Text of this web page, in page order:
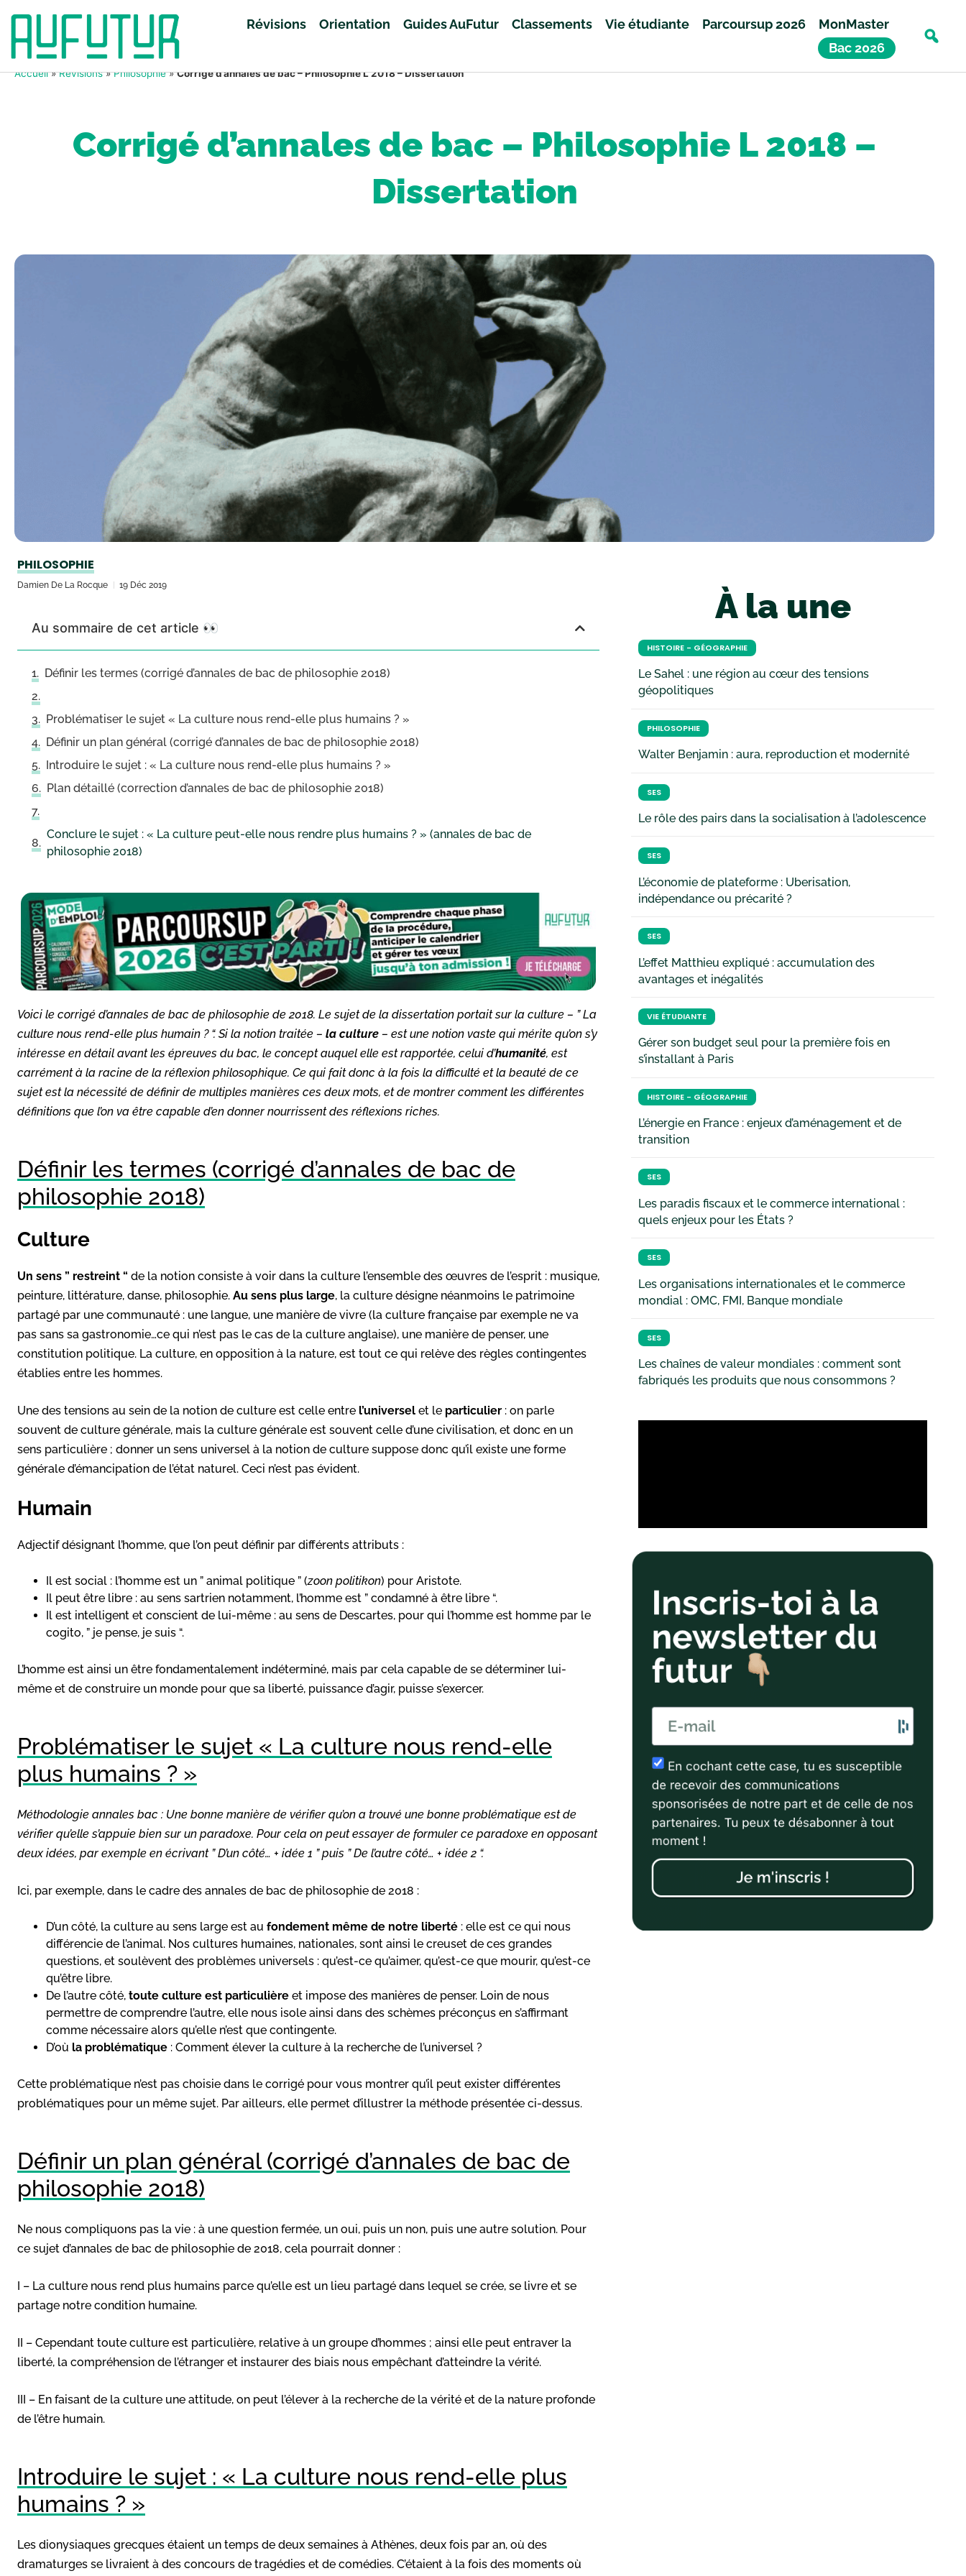
Révisions Orientation Guides AuFutur Classements Vie étudiante Parcoursup 2026
MonMaster
Bac 2026
Accueil»Révisions»Philosophie»Corrigé d’annales de bac – Philosophie L 2018 – Dissertation
Corrigé d’annales de bac – Philosophie L 2018 –
Dissertation
PHILOSOPHIE
Damien De La Rocque 19 Déc 2019
Au sommaire de cet article 👀
Définir les termes (corrigé d’annales de bac de philosophie 2018)
Problématiser le sujet « La culture nous rend-elle plus humains ? »
Définir un plan général (corrigé d’annales de bac de philosophie 2018)
Introduire le sujet : « La culture nous rend-elle plus humains ? »
Plan détaillé (correction d’annales de bac de philosophie 2018)
Conclure le sujet : « La culture peut-elle nous rendre plus humains ? » (annales de bac de
philosophie 2018)
Voici le corrigé d’annales de bac de philosophie de 2018. Le sujet de la dissertation portait sur la culture – ”La
culture nous rend-elle plus humain ? “. Si la notion traitée – la culture – est une notion vaste qui mérite qu’on s’y
intéresse en détail avant les épreuves du bac, le concept auquel elle est rapportée, celui d’humanité, est
carrément à la racine de la réflexion philosophique. Ce qui fait donc à la fois la difficulté et la beauté de ce
sujet est la nécessité de définir de multiples manières ces deux mots, et de montrer comment les différentes
définitions que l’on va être capable d’en donner nourrissent des réflexions riches.
Définir les termes (corrigé d’annales de bac de
philosophie 2018)
Culture
Un sens ” restreint “ de la notion consiste à voir dans la culture l’ensemble des œuvres de l’esprit : musique,
peinture, littérature, danse, philosophie. Au sens plus large, la culture désigne néanmoins le patrimoine
partagé par une communauté : une langue, une manière de vivre (la culture française par exemple ne va
pas sans sa gastronomie…ce qui n’est pas le cas de la culture anglaise), une manière de penser, une
constitution politique. La culture, en opposition à la nature, est tout ce qui relève des règles contingentes
établies entre les hommes.
Une des tensions au sein de la notion de culture est celle entre l’universel et le particulier : on parle
souvent de culture générale, mais la culture générale est souvent celle d’une civilisation, et donc en un
sens particulière ; donner un sens universel à la notion de culture suppose donc qu’il existe une forme
générale d’émancipation de l’état naturel. Ceci n’est pas évident.
Humain
Adjectif désignant l’homme, que l’on peut définir par différents attributs :
Il est social : l’homme est un ” animal politique ” (zoon politikon) pour Aristote.
Il peut être libre : au sens sartrien notamment, l’homme est ” condamné à être libre “.
Il est intelligent et conscient de lui-même : au sens de Descartes, pour qui l’homme est homme par le
cogito, ” je pense, je suis “.
L’homme est ainsi un être fondamentalement indéterminé, mais par cela capable de se déterminer lui-
même et de construire un monde pour que sa liberté, puissance d’agir, puisse s’exercer.
Problématiser le sujet « La culture nous rend-elle
plus humains ? »
Méthodologie annales bac : Une bonne manière de vérifier qu’on a trouvé une bonne problématique est de
vérifier qu’elle s’appuie bien sur un paradoxe. Pour cela on peut essayer de formuler ce paradoxe en opposant
deux idées, par exemple en écrivant ” D’un côté… + idée 1 ” puis ” De l’autre côté… + idée 2 “.
Ici, par exemple, dans le cadre des annales de bac de philosophie de 2018 :
D’un côté, la culture au sens large est au fondement même de notre liberté : elle est ce qui nous
différencie de l’animal. Nos cultures humaines, nationales, sont ainsi le creuset de ces grandes
questions, et soulèvent des problèmes universels : qu’est-ce qu’aimer, qu’est-ce que mourir, qu’est-ce
qu’être libre.
De l’autre côté, toute culture est particulière et impose des manières de penser. Loin de nous
permettre de comprendre l’autre, elle nous isole ainsi dans des schèmes préconçus en s’affirmant
comme nécessaire alors qu’elle n’est que contingente.
D’où la problématique : Comment élever la culture à la recherche de l’universel ?
Cette problématique n’est pas choisie dans le corrigé pour vous montrer qu’il peut exister différentes
problématiques pour un même sujet. Par ailleurs, elle permet d’illustrer la méthode présentée ci-dessus.
Définir un plan général (corrigé d’annales de bac de
philosophie 2018)
Ne nous compliquons pas la vie : à une question fermée, un oui, puis un non, puis une autre solution. Pour
ce sujet d’annales de bac de philosophie de 2018, cela pourrait donner :
I – La culture nous rend plus humains parce qu’elle est un lieu partagé dans lequel se crée, se livre et se
partage notre condition humaine.
II – Cependant toute culture est particulière, relative à un groupe d’hommes ; ainsi elle peut entraver la
liberté, la compréhension de l’étranger et instaurer des biais nous empêchant d’atteindre la vérité.
III – En faisant de la culture une attitude, on peut l’élever à la recherche de la vérité et de la nature profonde
de l’être humain.
Introduire le sujet : « La culture nous rend-elle plus
humains ? »
Les dionysiaques grecques étaient un temps de deux semaines à Athènes, deux fois par an, où des
dramaturges se livraient à des concours de tragédies et de comédies. C’étaient à la fois des moments où
À la une
HISTOIRE - GÉOGRAPHIE
Le Sahel : une région au cœur des tensions
géopolitiques
PHILOSOPHIE
Walter Benjamin : aura, reproduction et modernité
SES
Le rôle des pairs dans la socialisation à l’adolescence
SES
L’économie de plateforme : Uberisation,
indépendance ou précarité ?
SES
L’effet Matthieu expliqué : accumulation des
avantages et inégalités
VIE ÉTUDIANTE
Gérer son budget seul pour la première fois en
s’installant à Paris
HISTOIRE - GÉOGRAPHIE
L’énergie en France : enjeux d’aménagement et de
transition
SES
Les paradis fiscaux et le commerce international :
quels enjeux pour les États ?
SES
Les organisations internationales et le commerce
mondial : OMC, FMI, Banque mondiale
SES
Les chaînes de valeur mondiales : comment sont
fabriqués les produits que nous consommons ?